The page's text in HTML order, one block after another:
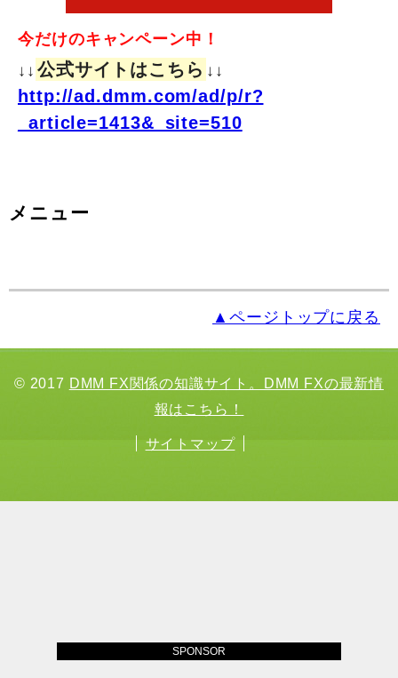
今だけのキャンペーン中！
↓↓ 公式サイトはこちら ↓↓
http://ad.dmm.com/ad/p/r?
_article=1413&_site=510
メニュー
▲ページトップに戻る
© 2017 DMM FX関係の知識サイト。DMM FXの最新情
報はこちら！
サイトマップ
SPONSOR